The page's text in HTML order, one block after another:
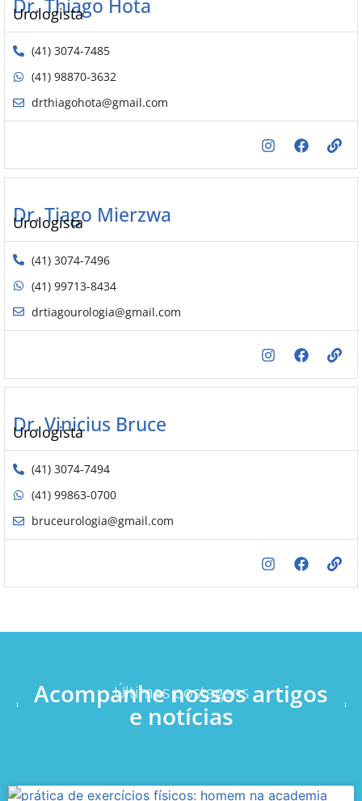
Dr. Thiago Hota
Urologista
(41) 3074-7485
(41) 98870-3632
drthiagohota@gmail.com
Dr. Tiago Mierzwa
Urologista
(41) 3074-7496
(41) 99713-8434
drtiagourologia@gmail.com
Dr. Vinicius Bruce
Urologista
(41) 3074-7494
(41) 99863-0700
bruceurologia@gmail.com
Últimas postagens
Acompanhe nossos artigos
e notícias